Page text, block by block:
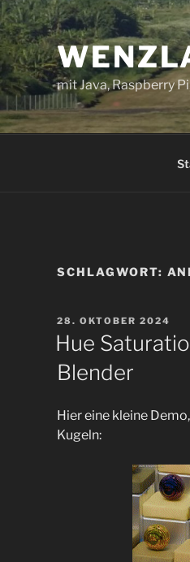
Zum
Inhalt
springen
mit Java, Raspberry
SCHLAGWORT:
VERÖFFENTLICHT
AM
28. OKTOBER 2024
Hue
Blender
Hier eine kleine
Kugeln: